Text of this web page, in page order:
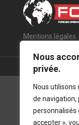
Nous
privée.
Nous
de navigation,
personnalisés
accepter »,
Mentions légales -